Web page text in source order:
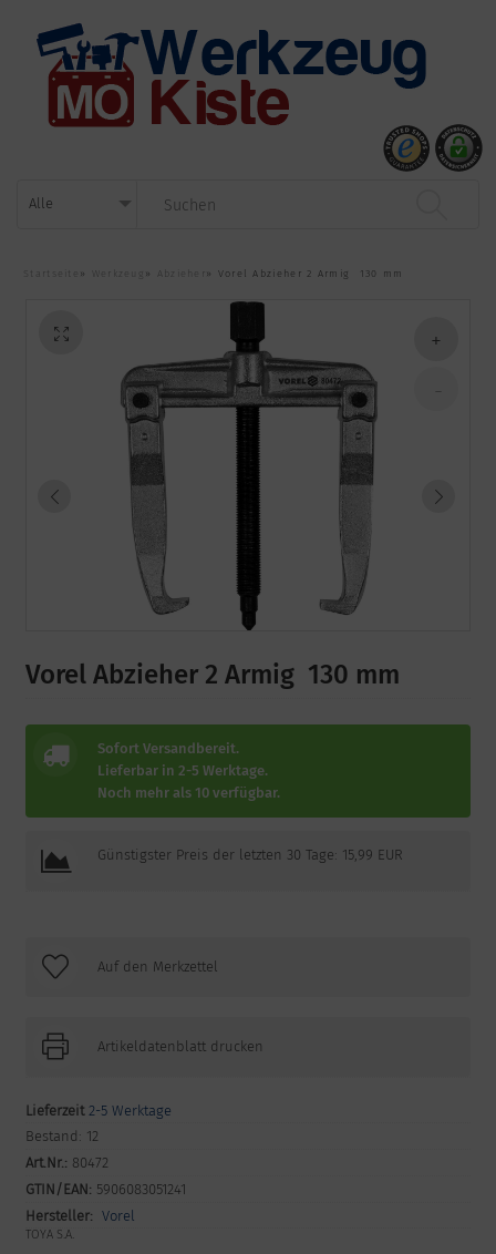
» Werkzeug » Abzieher » Vorel Abzieher 2 Armig 130 mm
Vorel Abzieher 2 Armig 130 mm
Sofort Versandbereit.
Lieferbar in 2-5 Werktage.
Noch mehr als 10 verfügbar.
Günstigster Preis der letzten 30 Tage: 15,99 EUR
Artikeldatenblatt drucken
Lieferzeit 2-5 Werktage
Bestand: 12
Art.Nr.: 80472
GTIN/EAN: 5906083051241
Hersteller: Vorel
TOYA S.A.